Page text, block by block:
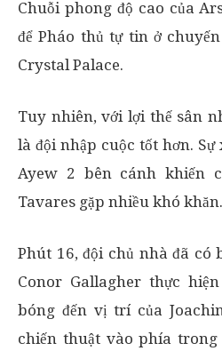
Chuỗi phong độ cao của
để Pháo thủ tự tin ở
Crystal Palace.
Tuy nhiên, với lợi thế sân
là đội nhập cuộc tốt hơn.
Ayew 2 bên cánh khiến
Tavares gặp nhiều khó khăn.
Phút 16, đội chủ nhà đã có
Conor Gallagher thực
bóng đến vị trí của
chiến thuật vào phía trong